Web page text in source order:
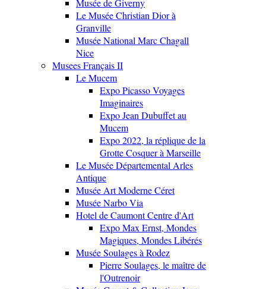
Musée de Giverny
Le Musée Christian Dior à
Granville
Musée National Marc Chagall
Nice
Musees Français II
Le Mucem
Expo Picasso Voyages
Imaginaires
Expo Jean Dubuffet au
Mucem
Expo 2022, la réplique de la
Grotte Cosquer à Marseille
Le Musée Départemental Arles
Antique
Musée Art Moderne Céret
Musée Narbo Via
Hotel de Caumont Centre d'Art
Expo Max Ernst, Mondes
Magiques, Mondes Libérés
Musée Soulages à Rodez
Pierre Soulages, le maître de
l'Outrenoir